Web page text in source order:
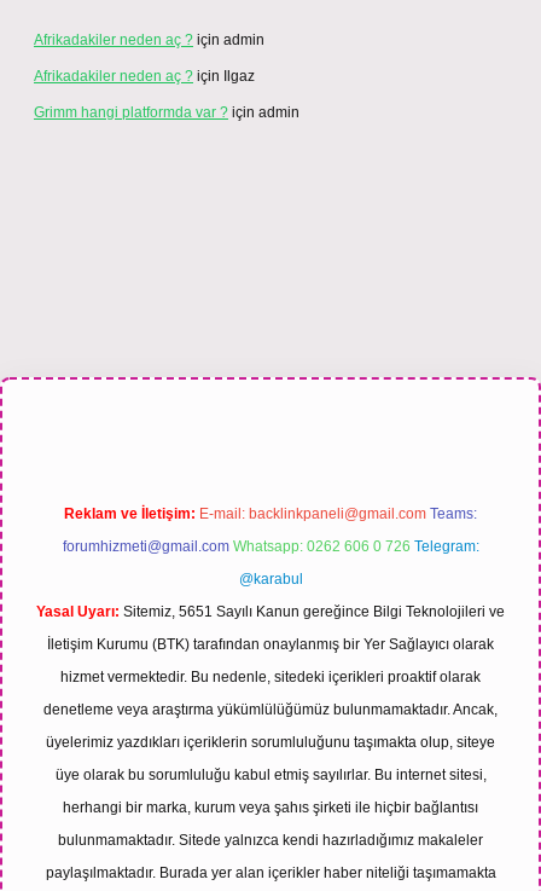
Afrikadakiler neden aç ? için admin
Afrikadakiler neden aç ? için Ilgaz
Grimm hangi platformda var ? için admin
sitesi
Reklam ve İletişim: E-mail: backlinkpaneli@gmail.com Teams:
forumhizmeti@gmail.com Whatsapp: 0262 606 0 726 Telegram:
@karabul
Yasal Uyarı: Sitemiz, 5651 Sayılı Kanun gereğince Bilgi Teknolojileri ve
İletişim Kurumu (BTK) tarafından onaylanmış bir Yer Sağlayıcı olarak
hizmet vermektedir. Bu nedenle, sitedeki içerikleri proaktif olarak
denetleme veya araştırma yükümlülüğümüz bulunmamaktadır. Ancak,
üyelerimiz yazdıkları içeriklerin sorumluluğunu taşımakta olup, siteye
üye olarak bu sorumluluğu kabul etmiş sayılırlar. Bu internet sitesi,
herhangi bir marka, kurum veya şahıs şirketi ile hiçbir bağlantısı
bulunmamaktadır. Sitede yalnızca kendi hazırladığımız makaleler
paylaşılmaktadır. Burada yer alan içerikler haber niteliği taşımamakta